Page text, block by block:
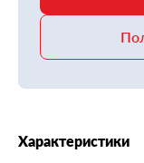
Характеристики